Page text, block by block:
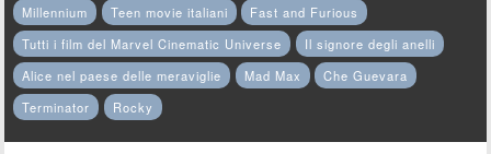
Millennium
Teen movie italiani
Fast and Furious
Tutti i film del Marvel Cinematic Universe
Il signore degli anelli
Alice nel paese delle meraviglie
Mad Max
Che Guevara
Terminator
Rocky